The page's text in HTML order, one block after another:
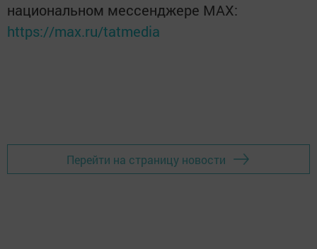
национальном мессенджере MАХ:
https://max.ru/tatmedia
Перейти на страницу новости